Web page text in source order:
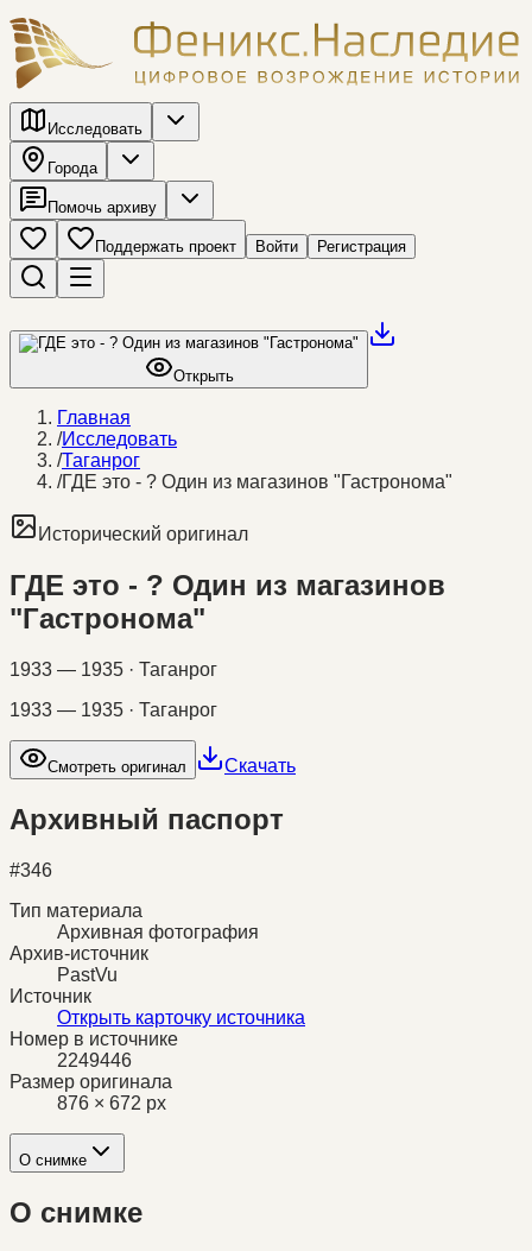
Исследовать
Города
Помочь архиву
Поддержать проект Войти Регистрация
Открыть
Главная
/Исследовать
/Таганрог
/ГДЕ это - ? Один из магазинов "Гастронома"
Исторический оригинал
ГДЕ это - ? Один из магазинов
"Гастронома"
1933 — 1935 · Таганрог
1933 — 1935 · Таганрог
Смотреть оригинал Скачать
Архивный паспорт
#346
Тип материала
Архивная фотография
Архив-источник
PastVu
Источник
Открыть карточку источника
Номер в источнике
2249446
Размер оригинала
876 × 672 px
О снимке
О снимке